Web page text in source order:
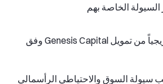
الخاصة بهم
لاحقاً، سيخرج الوكلاء تدريجياً من تمويل Genesis Capital وفق
سيولة السوق والاحتياطي الرأسمالي